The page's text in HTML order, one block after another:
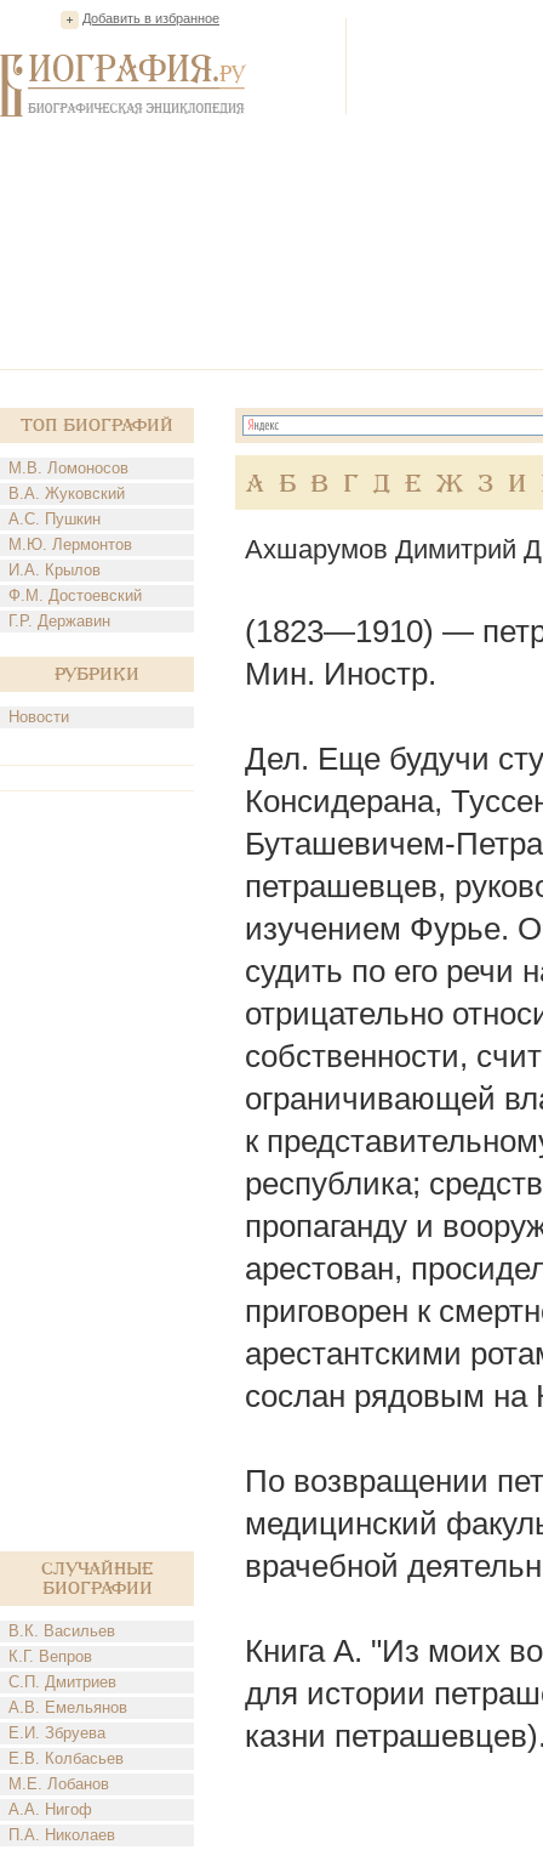
Добавить в избранное
Топ Биографий
М.В. Ломоносов
В.А. Жуковский
А.С. Пушкин
М.Ю. Лермонтов
И.А. Крылов
Ф.М. Достоевский
Г.Р. Державин
Рубрики
Новости
Случайные
биографии
В.К. Васильев
К.Г. Вепров
С.П. Дмитриев
А.В. Емельянов
Е.И. Збруева
Е.В. Колбасьев
М.Е. Лобанов
А.А. Нигоф
П.А. Николаев
А Б В Г Д Е Ж З И
Ахшарумов Димитрий
(1823—1910) —
Мин. Иностр.
Дел. Еще будучи
Консидерана,
Буташевичем-
петрашевцев,
изучением Фурье.
судить по его речи
отрицательно
собственности,
ограничивающей
к
республика;
пропаганду и
арестован,
приговорен к
арестантскими
сослан рядовым на
По возвращении
медицинский
врачебной
Книга А. "Из моих
для истории
казни